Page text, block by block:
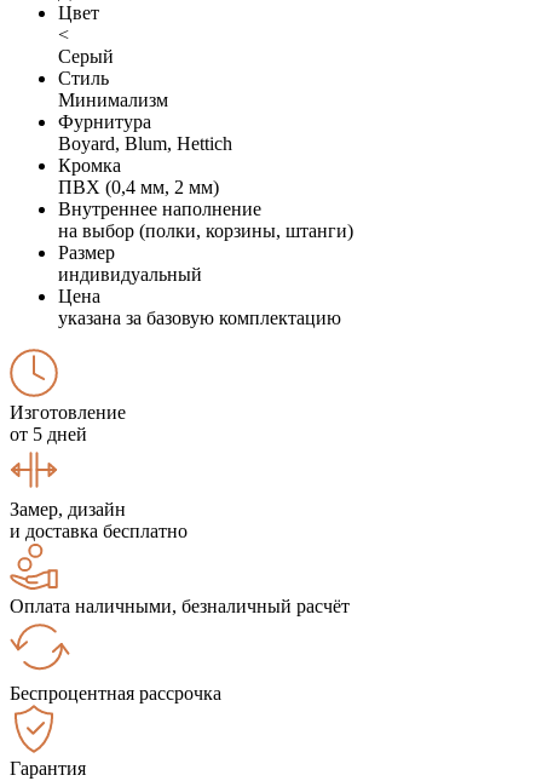
Цвет
<
Серый
Стиль
Минимализм
Фурнитура
Boyard, Blum, Hettich
Кромка
ПВХ (0,4 мм, 2 мм)
Внутреннее наполнение
на выбор (полки, корзины, штанги)
Размер
индивидуальный
Цена
указана за базовую комплектацию
Изготовление
от 5 дней
Замер, дизайн
и доставка бесплатно
Оплата наличными, безналичный расчёт
Беспроцентная рассрочка
Гарантия